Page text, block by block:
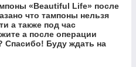
«Beautiful Life» после
что тампоны нельзя
а также под час
а после операции
Спасибо! Буду ждать на